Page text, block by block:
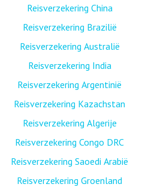
Reisverzekering China
Reisverzekering Brazilië
Reisverzekering Australië
Reisverzekering India
Reisverzekering Argentinië
Reisverzekering Kazachstan
Reisverzekering Algerije
Reisverzekering Congo DRC
Reisverzekering Saoedi Arabië
Reisverzekering Groenland